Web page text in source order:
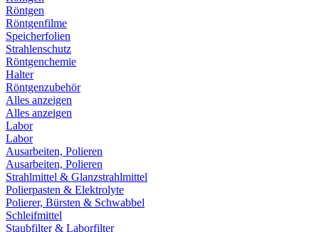
Röntgen
Röntgenfilme
Speicherfolien
Strahlenschutz
Röntgenchemie
Halter
Röntgenzubehör
Alles anzeigen
Alles anzeigen
Labor
Labor
Ausarbeiten, Polieren
Ausarbeiten, Polieren
Strahlmittel & Glanzstrahlmittel
Polierpasten & Elektrolyte
Polierer, Bürsten & Schwabbel
Schleifmittel
Staubfilter & Laborfilter